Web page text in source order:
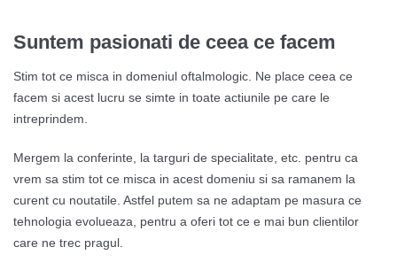
Suntem pasionati de ceea ce facem
Stim tot ce misca in domeniul oftalmologic. Ne place ceea ce
facem si acest lucru se simte in toate actiunile pe care le
intreprindem.
Mergem la conferinte, la targuri de specialitate, etc. pentru ca
vrem sa stim tot ce misca in acest domeniu si sa ramanem la
curent cu noutatile. Astfel putem sa ne adaptam pe masura ce
tehnologia evolueaza, pentru a oferi tot ce e mai bun clientilor
care ne trec pragul.